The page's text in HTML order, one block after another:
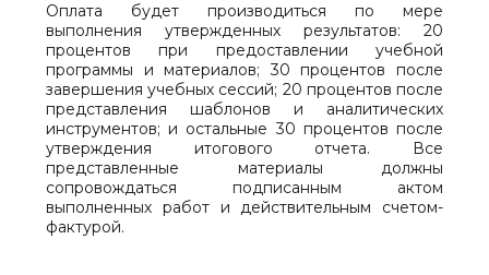
Оплата будет производиться по мере
выполнения утвержденных результатов: 20
процентов при предоставлении учебной
программы и материалов; 30 процентов после
завершения учебных сессий; 20 процентов после
представления шаблонов и аналитических
инструментов; и остальные 30 процентов после
утверждения итогового отчета. Все
представленные материалы должны
сопровождаться подписанным актом
выполненных работ и действительным счетом-
фактурой.